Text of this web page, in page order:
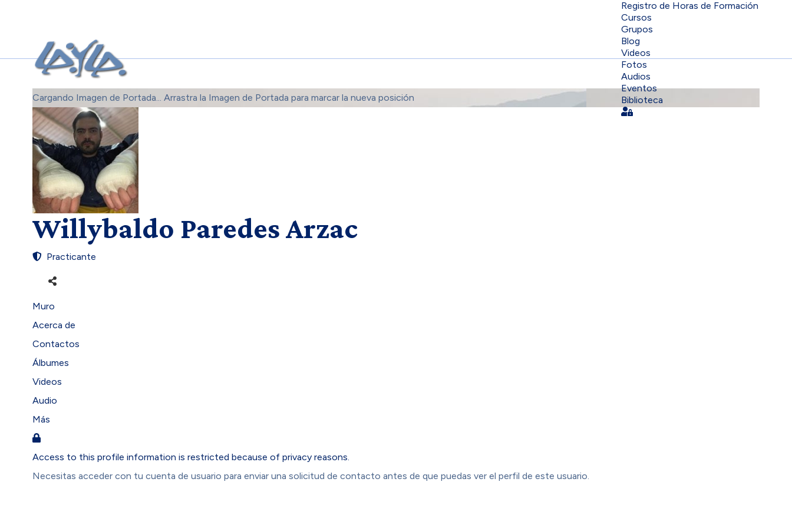
Registro de Horas de Formación
Cursos
Grupos
Blog
Videos
Fotos
Audios
Eventos
Biblioteca
Sign In
Cargando Imagen de Portada... Arrastra la Imagen de Portada para marcar la nueva posición
Willybaldo Paredes Arzac
Practicante
Muro
Acerca de
Contactos
Álbumes
Videos
Audio
Más
Access to this profile information is restricted because of privacy reasons.
Necesitas acceder con tu cuenta de usuario para enviar una solicitud de contacto antes de que puedas ver el perfil de este usuario.